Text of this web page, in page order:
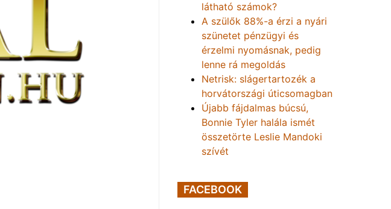
látható számok?
A szülők 88%-a érzi a nyári
szünetet pénzügyi és
érzelmi nyomásnak, pedig
lenne rá megoldás
Netrisk: slágertartozék a
horvátországi úticsomagban
Újabb fájdalmas búcsú,
Bonnie Tyler halála ismét
összetörte Leslie Mandoki
szívét
FACEBOOK